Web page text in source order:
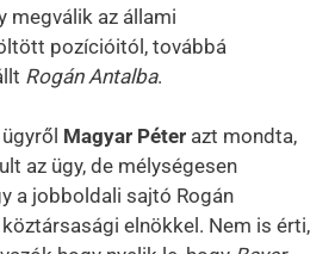
megválik az állami
pozícióitól, továbbá
Rogán Antalba.
Magyar Péter azt mondta,
az ügy, de mélységesen
a jobboldali sajtó Rogán
elnökkel. Nem is érti,